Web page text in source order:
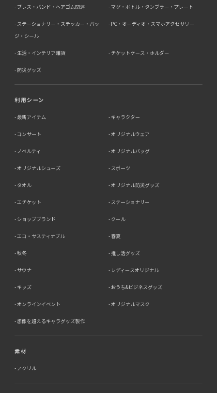
・公衆衛生の向上又は児童の健全な育成の推進のために特
あるとき
・国の機関若しくは地方公共団体又はその委託を受けた者
がある場合であって、本人の同意を得ることによって当該
当社は個人情報の取扱業務の全部または一部を外部に業務
その際、弊社は、個人情報を適切に保護できる管理体制を
で、機密保持契約を委託先と締結し、お客様の個人情報を
厳密に管理させます。
6．個人情報（保有個人データを含む）の利用目的通知、
人の個人情報の利用目的の通知、開示、訂正・追加・削
受けた場合は速やかに対応いたします。これらの請求は、
【個人情報保護に関するお問合せ先】
株式会社ラブ・ラボ
電子メール：
info@rub-lab.com
【認定個人情報保護団体の名称及び、苦情の解決の申出
います 一般財団法人日本情報経済社会推進協会 認定個人
情報保護団体事務局 〒106-0032 東京都港区六本木一丁
7565 / 0120-700-779
7．個人情報の提供の任意性と提供されない場合に起こり
ブレス・バンド・ヘアゴム関連 マグ・ボトル・タンブラー・プレート
ステーショナリー・ステッカー・バッ
ジ・シール
PC・オーディオ・スマホアクセサリー
生活・インテリア雑貨 チケットケース・ホルダー
防災グッズ
利用シーン
最新アイテム キャラクター
コンサート オリジナルウェア
ノベルティ オリジナルバッグ
オリジナルシューズ スポーツ
タオル オリジナル防災グッズ
エチケット ステーショナリー
ショップブランド クール
エコ・サスティナブル 春夏
秋冬 推し活グッズ
サウナ レディースオリジナル
キッズ おうち&ビジネスグッズ
オンラインイベント オリジナルマスク
想像を超えるキャラグッズ製作
素材
アクリル